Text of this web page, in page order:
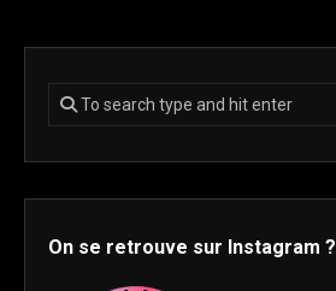
On se retrouve sur Instagram ?